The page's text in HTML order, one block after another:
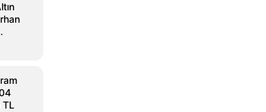
yeni sezon heyecanı:
ilk kareler geldi
TL